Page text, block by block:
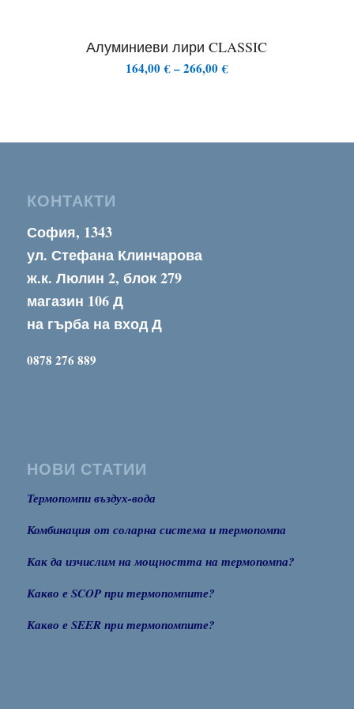
Алуминиеви лири CLASSIC
164,00€–266,00€Price
266,00 €
КОНТАКТИ
София, 1343
ул. Стефана Клинчарова
ж.к. Люлин 2, блок 279
магазин 106 Д
на гърба на вход Д
0878 276 889
НОВИ СТАТИИ
Термопомпи въздух-вода
Комбинация от соларна система и термопомпа
Как да изчислим на мощността на термопомпа?
Какво е SCOP при термопомпите?
Какво е SEER при термопомпите?